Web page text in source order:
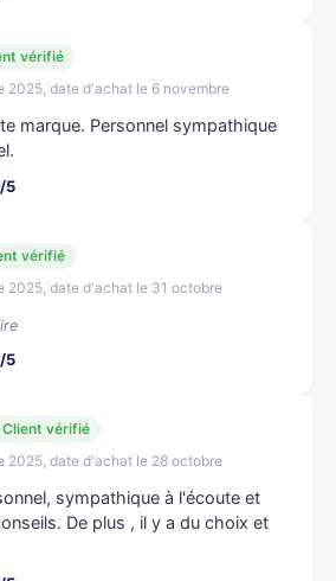
vérifié
2025, date d'achat le 6 novembre
marque. Personnel sympathique
5
vérifié
2025, date d'achat le 31 octobre
5
Client vérifié
2025, date d'achat le 28 octobre
sympathique à l'écoute et
De plus , il y a du choix et